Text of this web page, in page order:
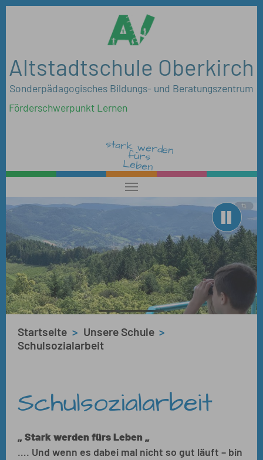
Zum Hauptinhalt springen
Altstadtschule Oberkirch
Sonderpädagogisches Bildungs- und Beratungszentrum
Förderschwerpunkt Lernen
stark werden
fürs
Leben
Startseite
Unsere Schule
Schulsozialarbeit
Schulsozialarbeit
„ Stark werden fürs Leben „
…. Und wenn es dabei mal nicht so gut läuft – bin